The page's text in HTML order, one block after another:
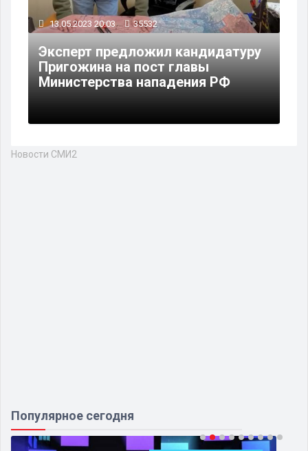
13.05.2023 20:03 35532
Эксперт предложил кандидатуру
Пригожина на пост главы
Министерства нападения РФ
Новости СМИ2
Популярное сегодня